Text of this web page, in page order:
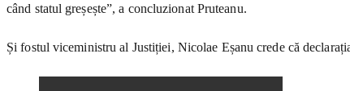
când statul greșește”, a concluzionat Pruteanu.
Și fostul viceministru al Justiției, Nicolae Eșanu crede că